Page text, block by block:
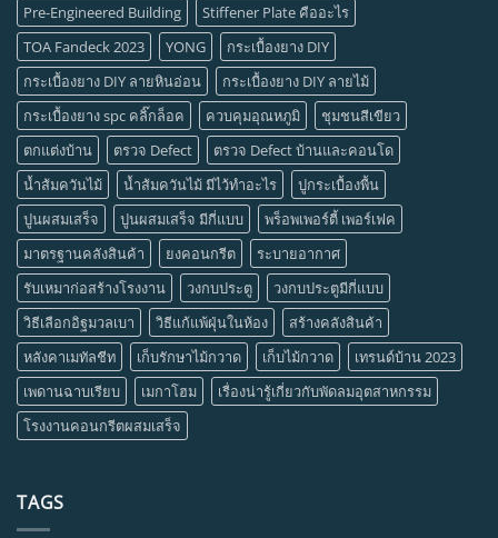
Pre-Engineered Building
Stiffener Plate คืออะไร
TOA Fandeck 2023
YONG
กระเบื้องยาง DIY
กระเบื้องยาง DIY ลายหินอ่อน
กระเบื้องยาง DIY ลายไม้
กระเบื้องยาง spc คลิ๊กล็อค
ควบคุมอุณหภูมิ
ชุมชนสีเขียว
ตกแต่งบ้าน
ตรวจ Defect
ตรวจ Defect บ้านและคอนโด
น้ำส้มควันไม้
น้ำส้มควันไม้ มีไว้ทำอะไร
ปูกระเบื้องพื้น
ปูนผสมเสร็จ
ปูนผสมเสร็จ มีกี่แบบ
พร็อพเพอร์ตี้ เพอร์เฟค
มาตรฐานคลังสินค้า
ยงคอนกรีต
ระบายอากาศ
รับเหมาก่อสร้างโรงงาน
วงกบประตู
วงกบประตูมีกี่แบบ
วิธีเลือกอิฐมวลเบา
วิธีแก้แพ้ฝุ่นในห้อง
สร้างคลังสินค้า
หลังคาเมทัลชีท
เก็บรักษาไม้กวาด เก็บไม้กวาด
เทรนด์บ้าน 2023
เพดานฉาบเรียบ
เมกาโฮม
เรื่องน่ารู้เกี่ยวกับพัดลมอุตสาหกรรม
โรงงานคอนกรีตผสมเสร็จ
TAGS